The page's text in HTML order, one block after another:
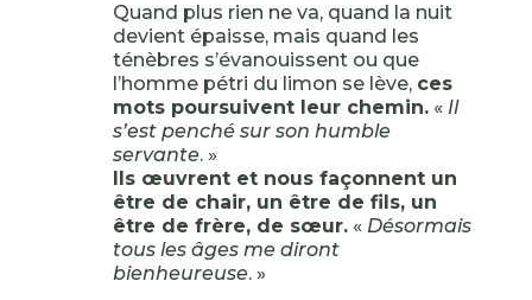
Quand plus rien ne va, quand la nuit
devient épaisse, mais quand les
ténèbres s’évanouissent ou que
l’homme pétri du limon se lève, ces
mots poursuivent leur chemin.« Il
s’est penché sur son humble
servante. »
Ils œuvrent et nous façonnent un
être de chair, un être de fils, un
être de frère, de sœur.« Désormais
tous les âges me diront
bienheureuse. »